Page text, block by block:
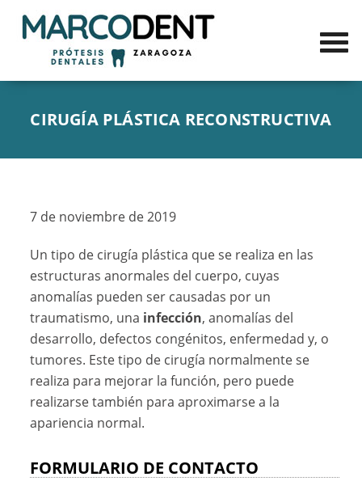
CIRUGÍA PLÁSTICA RECONSTRUCTIVA
7 de noviembre de 2019
Un tipo de cirugía plástica que se realiza en las
estructuras anormales del cuerpo, cuyas
anomalías pueden ser causadas por un
traumatismo, una infección, anomalías del
desarrollo, defectos congénitos, enfermedad y, o
tumores. Este tipo de cirugía normalmente se
realiza para mejorar la función, pero puede
realizarse también para aproximarse a la
apariencia normal.
FORMULARIO DE CONTACTO